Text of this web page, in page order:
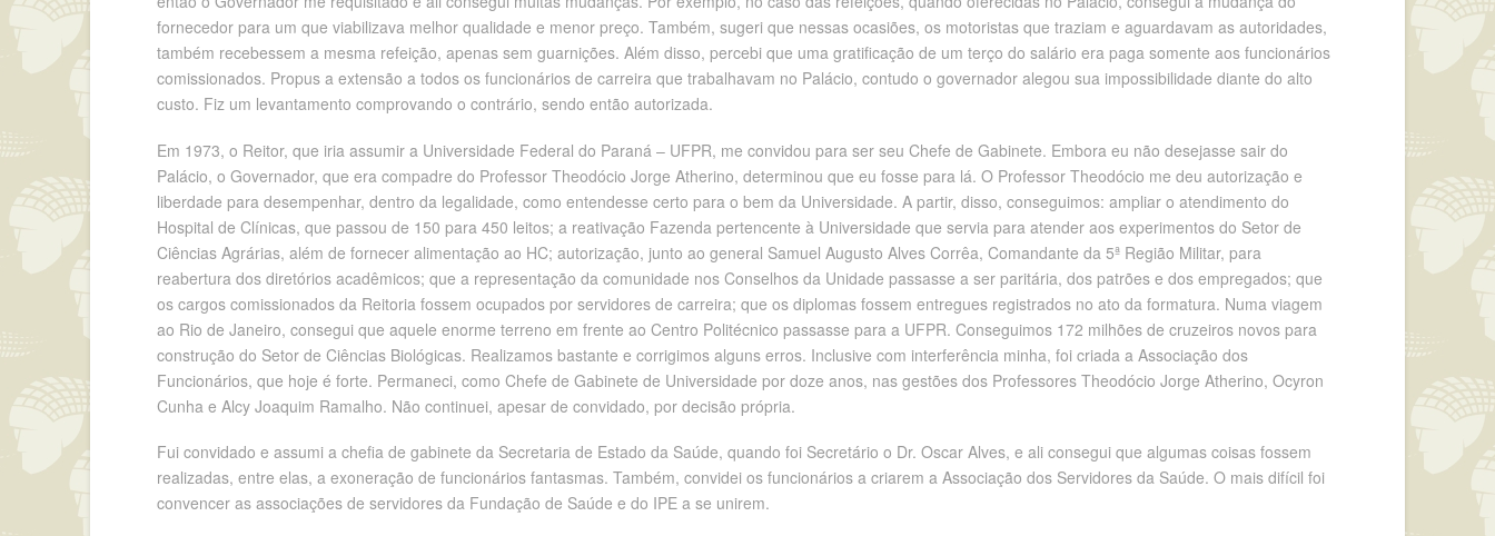
fornecedor para um que viabilizava melhor qualidade e menor preço. Também, sugeri que nessas ocasiões, os motoristas que traziam e aguardavam as autoridades,
também recebessem a mesma refeição, apenas sem guarnições. Além disso, percebi que uma gratificação de um terço do salário era paga somente aos funcionários
comissionados. Propus a extensão a todos os funcionários de carreira que trabalhavam no Palácio, contudo o governador alegou sua impossibilidade diante do alto
custo. Fiz um levantamento comprovando o contrário, sendo então autorizada.
Em 1973, o Reitor, que iria assumir a Universidade Federal do Paraná – UFPR, me convidou para ser seu Chefe de Gabinete. Embora eu não desejasse sair do
Palácio, o Governador, que era compadre do Professor Theodócio Jorge Atherino, determinou que eu fosse para lá. O Professor Theodócio me deu autorização e
liberdade para desempenhar, dentro da legalidade, como entendesse certo para o bem da Universidade. A partir, disso, conseguimos: ampliar o atendimento do
Hospital de Clínicas, que passou de 150 para 450 leitos; a reativação Fazenda pertencente à Universidade que servia para atender aos experimentos do Setor de
Ciências Agrárias, além de fornecer alimentação ao HC; autorização, junto ao general Samuel Augusto Alves Corrêa, Comandante da 5ª Região Militar, para
reabertura dos diretórios acadêmicos; que a representação da comunidade nos Conselhos da Unidade passasse a ser paritária, dos patrões e dos empregados; que
os cargos comissionados da Reitoria fossem ocupados por servidores de carreira; que os diplomas fossem entregues registrados no ato da formatura. Numa viagem
ao Rio de Janeiro, consegui que aquele enorme terreno em frente ao Centro Politécnico passasse para a UFPR. Conseguimos 172 milhões de cruzeiros novos para
construção do Setor de Ciências Biológicas. Realizamos bastante e corrigimos alguns erros. Inclusive com interferência minha, foi criada a Associação dos
Funcionários, que hoje é forte. Permaneci, como Chefe de Gabinete de Universidade por doze anos, nas gestões dos Professores Theodócio Jorge Atherino, Ocyron
Cunha e Alcy Joaquim Ramalho. Não continuei, apesar de convidado, por decisão própria.
Fui convidado e assumi a chefia de gabinete da Secretaria de Estado da Saúde, quando foi Secretário o Dr. Oscar Alves, e ali consegui que algumas coisas fossem
realizadas, entre elas, a exoneração de funcionários fantasmas. Também, convidei os funcionários a criarem a Associação dos Servidores da Saúde. O mais difícil foi
convencer as associações de servidores da Fundação de Saúde e do IPE a se unirem.